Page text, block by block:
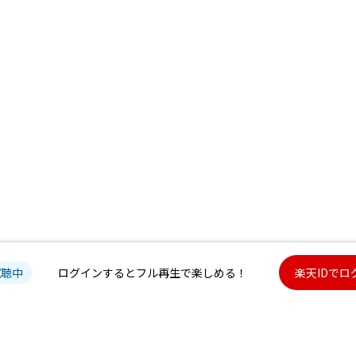
中 ログインするとフル再生で楽しめる！ 楽天IDでロ